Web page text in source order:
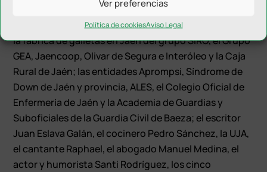
Ver preferencias
Política de cookiesAviso Legal
están las firmas Alvic, Valeo, Cruzcampo, el grupo
empresarial Luis Piña, el periódico Ideal y Diario Jaén,
la fábrica de galletas en Jaén del grupo SIRO, el Grupo
GEA, Jaencoop, Olivar de Segura e Interóleo y la Caja
Rural de Jaén; las entidades Aprompsi, Síndrome de
Down de Jaén y provincia, ALES, el Colegio Oficial de
Enfermería de Jaén y la Academia de Guardias y
Suboficiales de la Guardia Civil de Baeza; el escritor
Juan Eslava Galán, el cocinero Pedro Sánchez, la UJA,
el cantante Raphael, el abogado Manuel Medina, el
actor y humorista Santi Rodríguez, los cinco